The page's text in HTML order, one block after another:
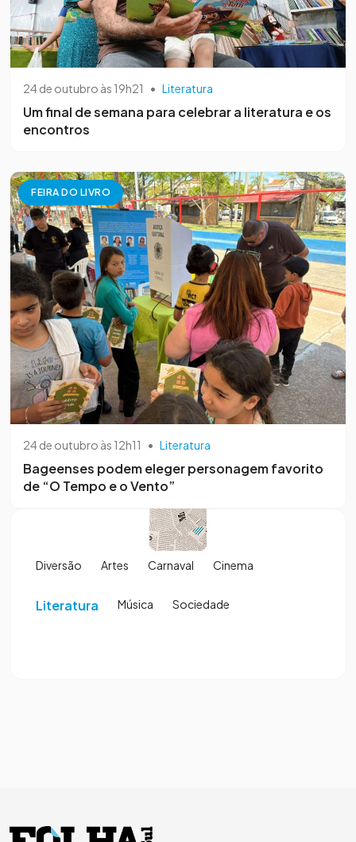
24 de outubro às 19h21 • Literatura
Um final de semana para celebrar a literatura e os
encontros
FEIRA DO LIVRO
24 de outubro às 12h11 • Literatura
Bageenses podem eleger personagem favorito
de “O Tempo e o Vento”
Diversão Artes Carnaval Cinema
Literatura Música Sociedade